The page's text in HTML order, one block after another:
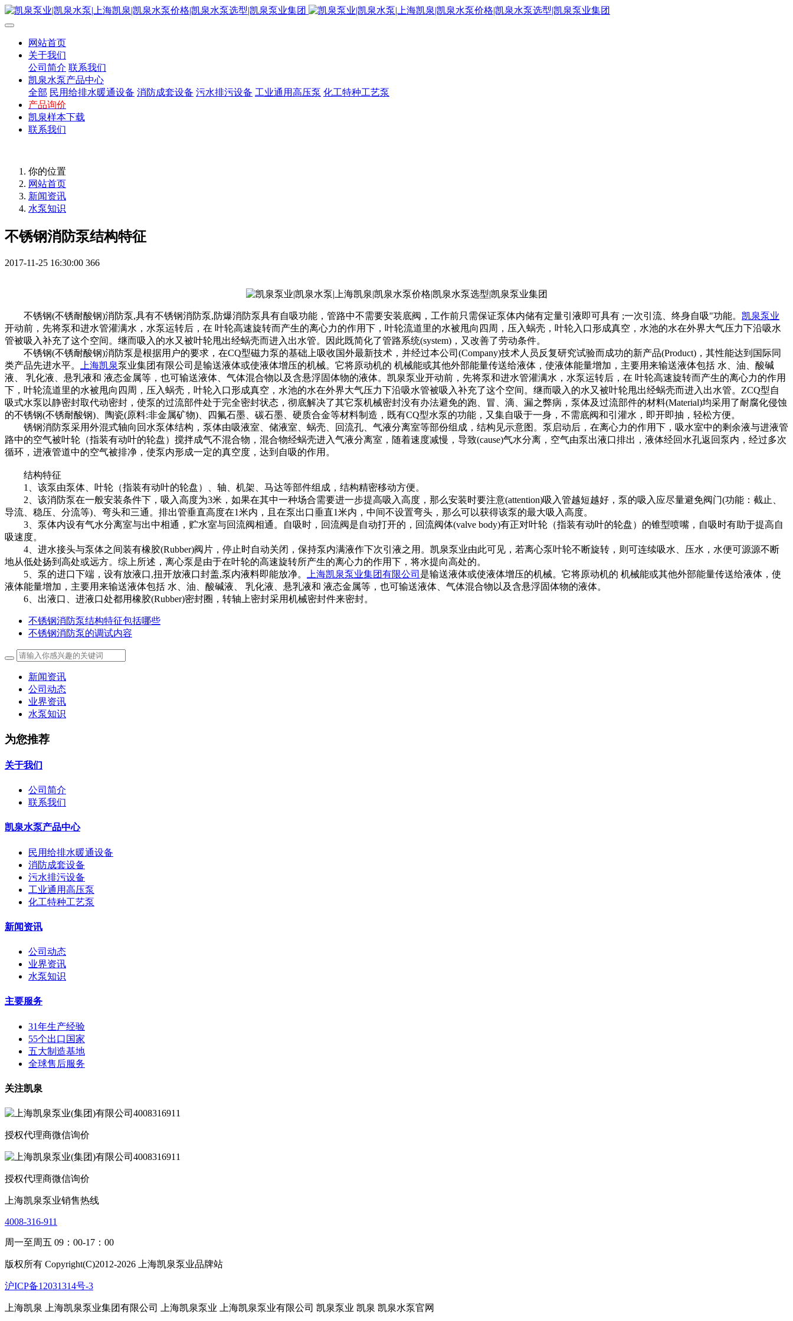
网站首页
关于我们
公司简介 联系我们
凯泉水泵产品中心
全部 民用给排水暖通设备 消防成套设备 污水排污设备 工业通用高压泵 化工特种工艺泵
产品询价
凯泉样本下载
联系我们
你的位置
网站首页
新闻资讯
水泵知识
不锈钢消防泵结构特征
2017-11-25 16:30:00 366
不锈钢(不锈耐酸钢)消防泵,具有不锈钢消防泵,防爆消防泵具有自吸功能，管路中不需要安装底阀，工作前只需保证泵体内储有定量引液即可具有 ;一次引流、终身自吸"功能。 凯泉泵业
开动前，先将泵和进水管灌满水，水泵运转后，在 叶轮高速旋转而产生的离心力的作用下，叶轮流道里的水被甩向四周，压入蜗壳，叶轮入口形成真空，水池的水在外界大气压力下沿吸水
管被吸入补充了这个空间。继而吸入的水又被叶轮甩出经蜗壳而进入出水管。因此既简化了管路系统(system)，又改善了劳动条件。
不锈钢(不锈耐酸钢)消防泵是根据用户的要求，在CQ型磁力泵的基础上吸收国外最新技术，并经过本公司(Company)技术人员反复研究试验而成功的新产品(Product)，其性能达到国际同
类产品先进水平。
上海凯泉泵业集团有限公司是输送液体或使液体增压的机械。它将原动机的 机械能或其他外部能量传送给液体，使液体能量增加，主要用来输送液体包括 水、油、酸碱
液、 乳化液、悬乳液和 液态金属等，也可输送液体、气体混合物以及含悬浮固体物的液体。凯泉泵业开动前，先将泵和进水管灌满水，水泵运转后，在 叶轮高速旋转而产生的离心力的作用
下，叶轮流道里的水被甩向四周，压入蜗壳，叶轮入口形成真空，水池的水在外界大气压力下沿吸水管被吸入补充了这个空间。继而吸入的水又被叶轮甩出经蜗壳而进入出水管。ZCQ型自
吸式水泵以静密封取代动密封，使泵的过流部件处于完全密封状态，彻底解决了其它泵机械密封没有办法避免的跑、冒、滴、漏之弊病，泵体及过流部件的材料(Material)均采用了耐腐化侵蚀
的不锈钢(不锈耐酸钢)、陶瓷(原料:非金属矿物)、四氟石墨、碳石墨、硬质合金等材料制造，既有CQ型水泵的功能，又集自吸于一身，不需底阀和引灌水，即开即抽，轻松方便。
锈钢消防泵采用外混式轴向回水泵体结构，泵体由吸液室、储液室、蜗壳、回流孔、气液分离室等部份组成，结构见示意图。泵启动后，在离心力的作用下，吸水室中的剩余液与进液管
路中的空气被叶轮（指装有动叶的轮盘）搅拌成气不混合物，混合物经蜗壳进入气液分离室，随着速度减慢，导致(cause)气水分离，空气由泵出液口排出，液体经回水孔返回泵内，经过多次
循环，进液管道中的空气被排净，使泵内形成一定的真空度，达到自吸的作用。
结构特征
1、该泵由泵体、叶轮（指装有动叶的轮盘）、轴、机架、马达等部件组成，结构精密移动方便。
2、该消防泵在一般安装条件下，吸入高度为3米，如果在其中一种场合需要进一步提高吸入高度，那么安装时要注意(attention)吸入管越短越好，泵的吸入应尽量避免阀门(功能：截止、
导流、稳压、分流等)、弯头和三通。排出管垂直高度在1米内，且在泵出口垂直1米内，中间不设置弯头，那么可以获得该泵的最大吸入高度。
3、泵体内设有气水分离室与出中相通，贮水室与回流阀相通。自吸时，回流阀是自动打开的，回流阀体(valve body)有正对叶轮（指装有动叶的轮盘）的锥型喷嘴，自吸时有助于提高自
吸速度。
4、进水接头与泵体之间装有橡胶(Rubber)阀片，停止时自动关闭，保持泵内满液作下次引液之用。凯泉泵业由此可见，若离心泵叶轮不断旋转，则可连续吸水、压水，水便可源源不断
地从低处扬到高处或远方。综上所述，离心泵是由于在叶轮的高速旋转所产生的离心力的作用下，将水提向高处的。
5、泵的进口下端，设有放液口,扭开放液口封盖,泵内液料即能放净。
上海凯泉泵业集团有限公司 是输送液体或使液体增压的机械。它将原动机的 机械能或其他外部能量传送给液体，使
液体能量增加，主要用来输送液体包括 水、油、酸碱液、 乳化液、悬乳液和 液态金属等，也可输送液体、气体混合物以及含悬浮固体物的液体。
6、出液口、进液口处都用橡胶(Rubber)密封圈，转轴上密封采用机械密封件来密封。
不锈钢消防泵结构特征包括哪些
不锈钢消防泵的调试内容
新闻资讯
公司动态
业界资讯
水泵知识
为您推荐
关于我们
公司简介
联系我们
凯泉水泵产品中心
民用给排水暖通设备
消防成套设备
污水排污设备
工业通用高压泵
化工特种工艺泵
新闻资讯
公司动态
业界资讯
水泵知识
主要服务
31年生产经验
55个出口国家
五大制造基地
全球售后服务
关注凯泉
授权代理商微信询价
授权代理商微信询价
上海凯泉泵业销售热线
4008-316-911
周一至周五 09：00-17：00
版权所有 Copyright(C)2012-2026 上海凯泉泵业品牌站
沪ICP备12031314号-3
上海凯泉 上海凯泉泵业集团有限公司 上海凯泉泵业 上海凯泉泵业有限公司 凯泉泵业 凯泉 凯泉水泵官网